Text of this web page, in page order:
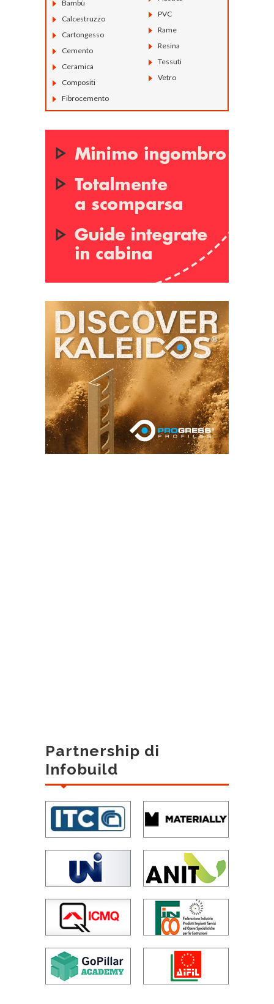
Bambù
Calcestruzzo
Cartongesso
Cemento
Ceramica
Compositi
Fibrocemento
PVC
Rame
Resina
Tessuti
Vetro
Partnership di
Infobuild